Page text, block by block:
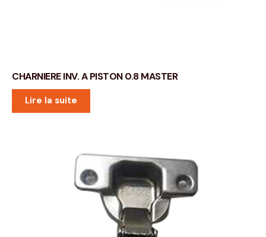
CHARNIERE INV. A PISTON 0.8 MASTER
Lire la suite